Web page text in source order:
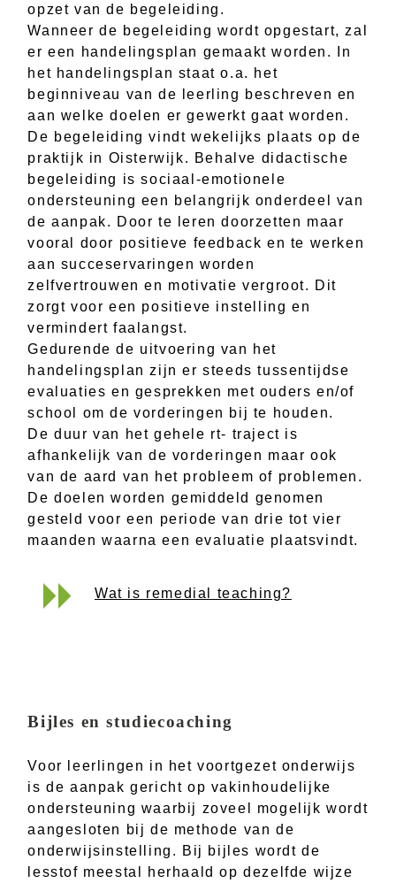
opzet van de begeleiding.
Wanneer de begeleiding wordt opgestart, zal
er een handelingsplan gemaakt worden. In
het handelingsplan staat o.a. het
beginniveau van de leerling beschreven en
aan welke doelen er gewerkt gaat worden.
De begeleiding vindt wekelijks plaats op de
praktijk in Oisterwijk. Behalve didactische
begeleiding is sociaal-emotionele
ondersteuning een belangrijk onderdeel van
de aanpak. Door te leren doorzetten maar
vooral door positieve feedback en te werken
aan succeservaringen worden
zelfvertrouwen en motivatie vergroot. Dit
zorgt voor een positieve instelling en
vermindert faalangst.
Gedurende de uitvoering van het
handelingsplan zijn er steeds tussentijdse
evaluaties en gesprekken met ouders en/of
school om de vorderingen bij te houden.
De duur van het gehele rt- traject is
afhankelijk van de vorderingen maar ook
van de aard van het probleem of problemen.
De doelen worden gemiddeld genomen
gesteld voor een periode van drie tot vier
maanden waarna een evaluatie plaatsvindt.
Wat is remedial teaching?
Bijles en studiecoaching
Voor leerlingen in het voortgezet onderwijs
is de aanpak gericht op vakinhoudelijke
ondersteuning waarbij zoveel mogelijk wordt
aangesloten bij de methode van de
onderwijsinstelling. Bij bijles wordt de
lesstof meestal herhaald op dezelfde wijze